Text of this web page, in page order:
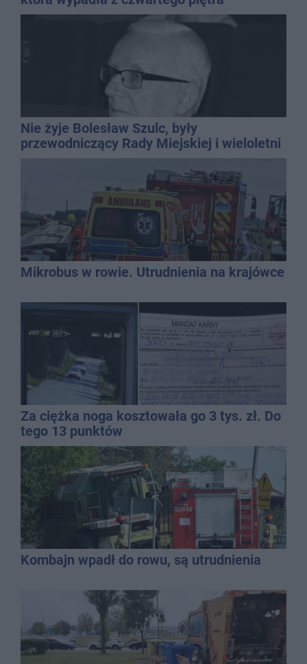
Nie żyje Bolesław Szulc, były
przewodniczący Rady Miejskiej i wieloletni
dyrektor SP 14
Mikrobus w rowie. Utrudnienia na krajówce
Za ciężka noga kosztowała go 3 tys. zł. Do
tego 13 punktów
Kombajn wpadł do rowu, są utrudnienia